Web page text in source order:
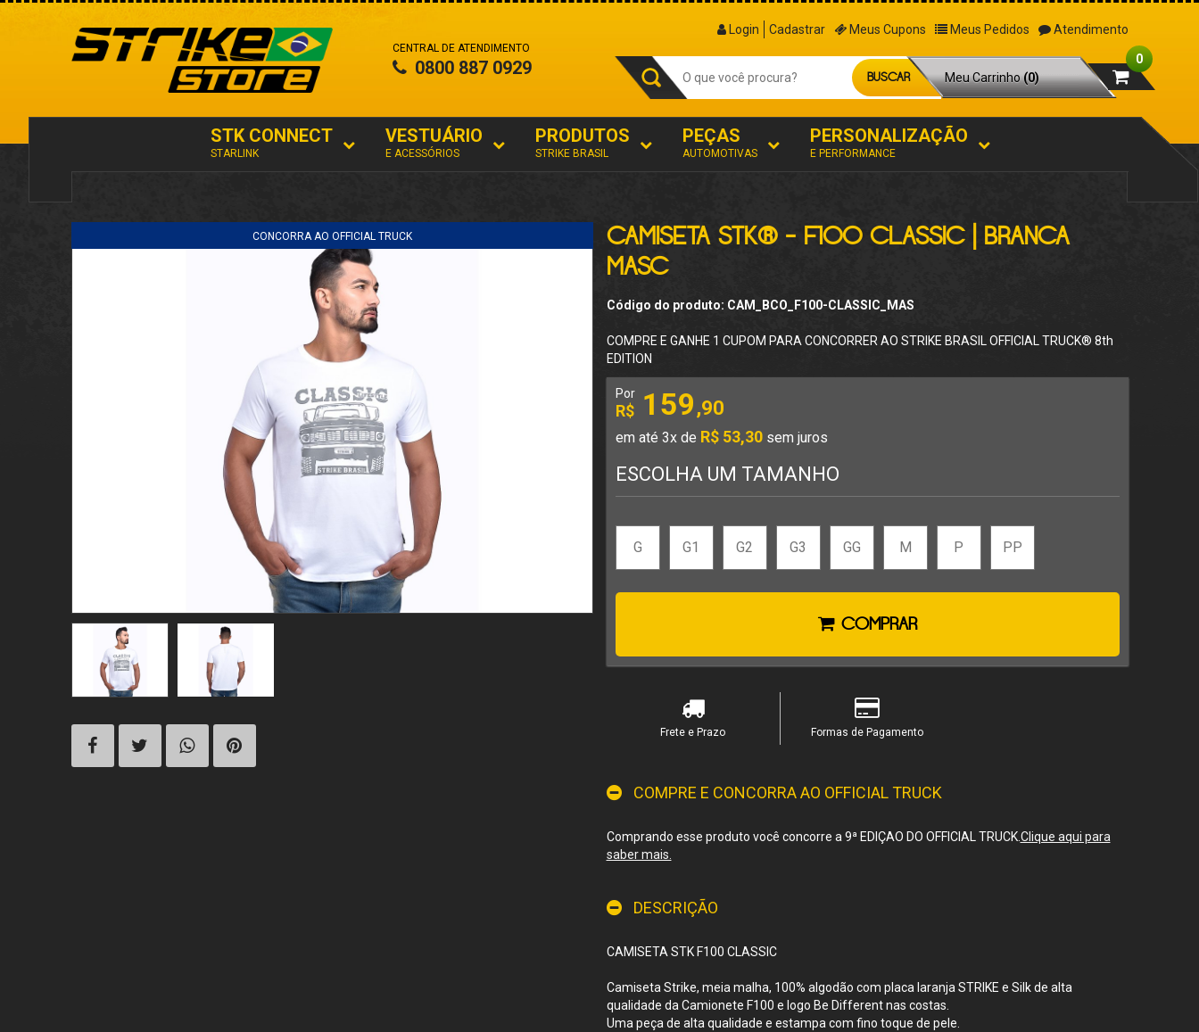
CENTRAL DE ATENDIMENTO
0800 887 0929
Login Cadastrar Meus Cupons Meus Pedidos Atendimento
BUSCAR Meu Carrinho(0)
0
STK CONNECT
STARLINK
VESTUÁRIO
E ACESSÓRIOS
PRODUTOS
STRIKE BRASIL
PEÇAS
AUTOMOTIVAS
PERSONALIZAÇÃO
E PERFORMANCE
CONCORRA AO OFFICIAL TRUCK
CAMISETA STK® - F100 CLASSIC | BRANCA
MASC
Código do produto: CAM_BCO_F100-CLASSIC_MAS
COMPRE E GANHE 1 CUPOM PARA CONCORRER AO STRIKE BRASIL OFFICIAL TRUCK® 8th
EDITION
Por
R$ 159 ,90
em até 3x de R$ 53,30 sem juros
ESCOLHA UM TAMANHO
G G1 G2 G3 GG M P PP
COMPRAR
Frete e Prazo Formas de Pagamento
COMPRE E CONCORRA AO OFFICIAL TRUCK
Comprando esse produto você concorre a 9ª EDIÇAO DO OFFICIAL TRUCK.Clique aqui para
saber mais.
DESCRIÇÃO
CAMISETA STK F100 CLASSIC
Camiseta Strike, meia malha, 100% algodão com placa laranja STRIKE e Silk de alta
qualidade da Camionete F100 e logo Be Different nas costas.
Uma peça de alta qualidade e estampa com fino toque de pele.